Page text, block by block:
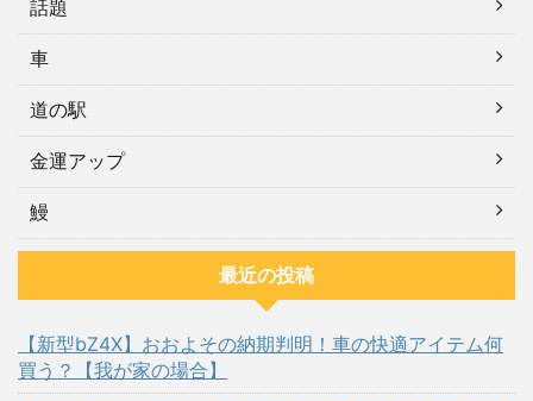
話題
車
道の駅
金運アップ
鰻
最近の投稿
【新型bZ4X】おおよその納期判明！車の快適アイテム何
買う？【我が家の場合】